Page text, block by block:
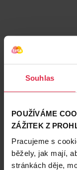
Souhlas
POUŽÍVÁME
ZÁŽITEK Z
Pracujeme s
běžely, jak mají,
stránkách děje,
Podobné